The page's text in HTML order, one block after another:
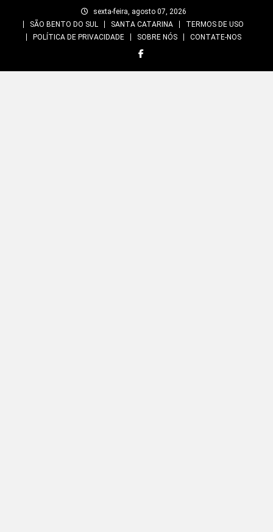
sexta-feira, agosto 07, 2026
SÃO BENTO DO SUL
SANTA CATARINA
TERMOS DE USO
POLÍTICA DE PRIVACIDADE
SOBRE NÓS CONTATE-NOS